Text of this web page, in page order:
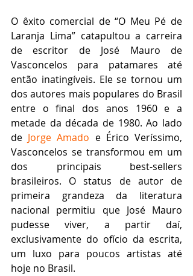
O êxito comercial de “O Meu Pé de
Laranja Lima” catapultou a carreira
de escritor de José Mauro de
Vasconcelos para patamares até
então inatingíveis. Ele se tornou um
dos autores mais populares do Brasil
entre o final dos anos 1960 e a
metade da década de 1980. Ao lado
de Jorge Amado e Érico Veríssimo,
Vasconcelos se transformou em um
dos principais best-sellers
brasileiros. O status de autor de
primeira grandeza da literatura
nacional permitiu que José Mauro
pudesse viver, a partir daí,
exclusivamente do ofício da escrita,
um luxo para poucos artistas até
hoje no Brasil.